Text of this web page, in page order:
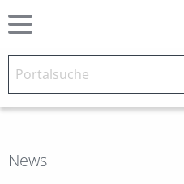
News